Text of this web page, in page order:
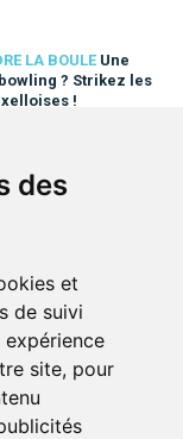
des
et
de suivi
site, pour
LA BOULE Une
? Strikez les
!
bruxelloises !